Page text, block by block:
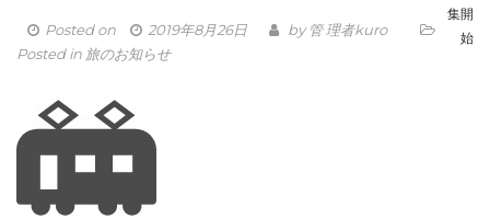
集開
始
Posted on 2019年8月26日 by管 理者kuro
Posted in 旅のお知らせ